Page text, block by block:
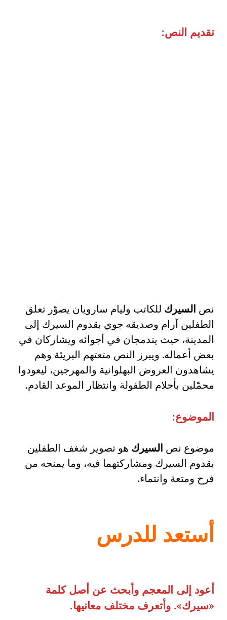
تقديم النص:
نص السيرك للكاتب وليام سارويان يصوّر تعلق
الطفلين آرام وصديقه جوي بقدوم السيرك إلى
المدينة، حيث يندمجان في أجوائه ويشاركان في
بعض أعماله. ويبرز النص متعتهم البريئة وهم
يشاهدون العروض البهلوانية والمهرجين، ليعودوا
محمّلين بأحلام الطفولة وانتظار الموعد القادم.
الموضوع:
موضوع نص السيرك هو تصوير شغف الطفلين
بقدوم السيرك ومشاركتهما فيه، وما يمنحه من
فرح ومتعة وانتماء.
أستعد للدرس
أعود إلى المعجم وأبحث عن أصل كلمة
«سيرك». وأتعرف مختلف معانيها.